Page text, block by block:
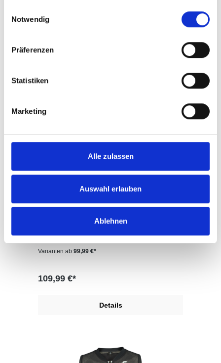
Notwendig
Präferenzen
Statistiken
Marketing
Alle zulassen
Auswahl erlauben
Ablehnen
McKinley He.-Rückenprotektor
FORTRESS 3.0
McKinley He.-Rückenprotektor FORTRESS
Varianten ab 99,99 €*
109,99 €*
Details